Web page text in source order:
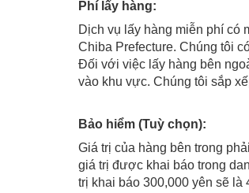
Phí lấy hàng:
Dịch vụ lấy hàng miễn phí có
Chiba Prefecture. Chúng tôi
Đối với việc lấy hàng bên
vào khu vực. Chúng tôi sắp
Bảo hiểm (Tuỳ chọn):
Giá trị của hàng bên trong
giá trị được khai báo trong
trị khai báo 300,000 yên sẽ là